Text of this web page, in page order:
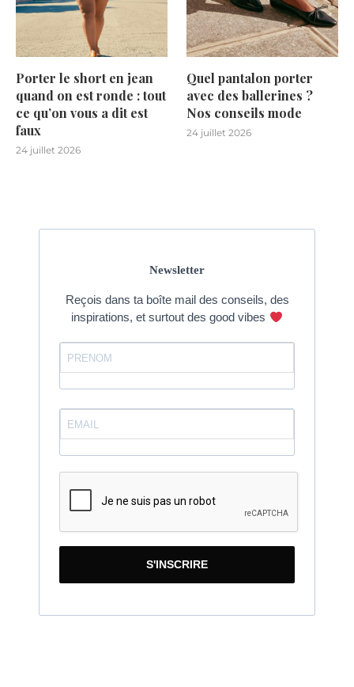
Porter le short en jean
quand on est ronde : tout
ce qu’on vous a dit est
faux
24 juillet 2026
Quel pantalon porter
avec des ballerines ?
Nos conseils mode
24 juillet 2026
Newsletter
Reçois dans ta boîte mail des conseils, des
inspirations, et surtout des good vibes
S'INSCRIRE